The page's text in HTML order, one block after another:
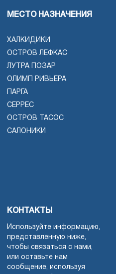
МЕСТО НАЗНАЧЕНИЯ
ХАЛКИДИКИ
ОСТРОВ ЛЕФКАС
ЛУТРА ПОЗАР
ОЛИМП РИВЬЕРА
ПАРГА
СЕРРЕС
ОСТРОВ ТАСОС
САЛОНИКИ
КОНТАКТЫ
Используйте информацию,
представленную ниже,
чтобы связаться с нами,
или оставьте нам
сообщение, используя